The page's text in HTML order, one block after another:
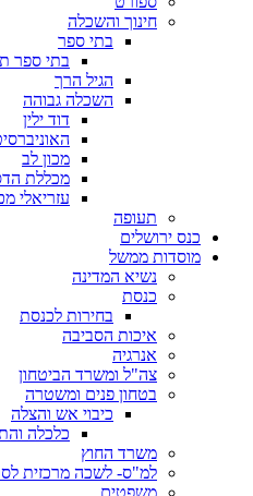
חינוך והשכלה
בתי ספר
בתי ספר
הגיל הרך
השכלה גבוהה
דוד ילין
מכון לב
מכללת
עזריאלי
תעופה
כנס ירושלים
מוסדות ממשל
נשיא המדינה
כנסת
בחירות לכנסת
איכות הסביבה
אנרגיה
צה"ל ומשרד הביטחון
בטחון פנים ומשטרה
כיבוי אש והצלה
כלכלה
משרד החוץ
למ"ס- לשכה מרכזית
משפטים